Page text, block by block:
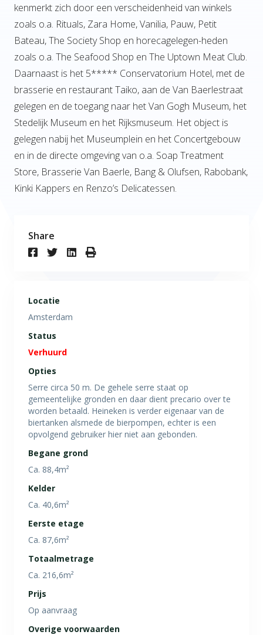
kenmerkt zich door een verscheidenheid van winkels
zoals o.a. Rituals, Zara Home, Vanilia, Pauw, Petit
Bateau, The Society Shop en horecagelegen-heden
zoals o.a. The Seafood Shop en The Uptown Meat Club.
Daarnaast is het 5***** Conservatorium Hotel, met de
brasserie en restaurant Taiko, aan de Van Baerlestraat
gelegen en de toegang naar het Van Gogh Museum, het
Stedelijk Museum en het Rijksmuseum. Het object is
gelegen nabij het Museumplein en het Concertgebouw
en in de directe omgeving van o.a. Soap Treatment
Store, Brasserie Van Baerle, Bang & Olufsen, Rabobank,
Kinki Kappers en Renzo’s Delicatessen.
Share
Locatie
Amsterdam
Status
Verhuurd
Opties
Serre circa 50 m. De gehele serre staat op
gemeentelijke gronden en daar dient precario over te
worden betaald. Heineken is verder eigenaar van de
biertanken alsmede de bierpompen, echter is een
opvolgend gebruiker hier niet aan gebonden.
Begane grond
Ca. 88,4m²
Kelder
Ca. 40,6m²
Eerste etage
Ca. 87,6m²
Totaalmetrage
Ca. 216,6m²
Prijs
Op aanvraag
Overige voorwaarden